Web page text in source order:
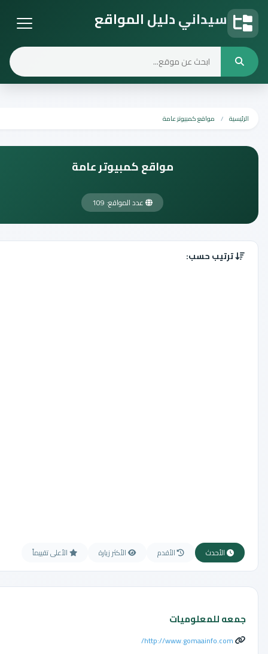
سيداني دليل المواقع
دليل المواقع
الرئيسية مواقع كمبيوتر عامة
مواقع كمبيوتر عامة
عدد المواقع: 109
ترتيب حسب:
الأحدث الأقدم الأكثر زيارة الأعلى تقييماً
جمعه للمعلوميات
http://www.gomaainfo.com/